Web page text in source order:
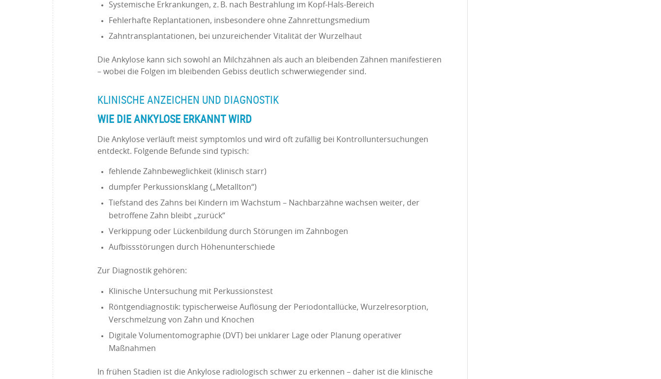
Systemische Erkrankungen, z. B. nach Bestrahlung im Kopf-Hals-Bereich
Fehlerhafte Replantationen, insbesondere ohne Zahnrettungsmedium
Zahntransplantationen, bei unzureichender Vitalität der Wurzelhaut
Die Ankylose kann sich sowohl an Milchzähnen als auch an bleibenden Zähnen manifestieren
– wobei die Folgen im bleibenden Gebiss deutlich schwerwiegender sind.
KLINISCHE ANZEICHEN UND DIAGNOSTIK
WIE DIE ANKYLOSE ERKANNT WIRD
Die Ankylose verläuft meist symptomlos und wird oft zufällig bei Kontrolluntersuchungen
entdeckt. Folgende Befunde sind typisch:
fehlende Zahnbeweglichkeit (klinisch starr)
dumpfer Perkussionsklang („Metallton“)
Tiefstand des Zahns bei Kindern im Wachstum – Nachbarzähne wachsen weiter, der
betroffene Zahn bleibt „zurück“
Verkippung oder Lückenbildung durch Störungen im Zahnbogen
Aufbissstörungen durch Höhenunterschiede
Zur Diagnostik gehören:
Klinische Untersuchung mit Perkussionstest
Röntgendiagnostik: typischerweise Auflösung der Periodontallücke, Wurzelresorption,
Verschmelzung von Zahn und Knochen
Digitale Volumentomographie (DVT) bei unklarer Lage oder Planung operativer
Maßnahmen
In frühen Stadien ist die Ankylose radiologisch schwer zu erkennen – daher ist die klinische